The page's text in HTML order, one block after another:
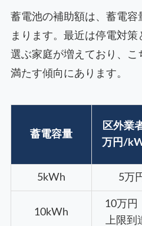
蓄電池の補助額は、蓄電
まります。最近は停電対
選ぶ家庭が増えており、こ
満たす傾向にあります。
蓄電容量
区外業
万円/
5kWh 5万
10kWh
10万
上限到